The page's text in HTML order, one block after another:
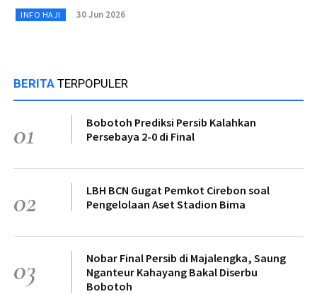
INFO HAJI 30 Jun 2026
BERITA TERPOPULER
01
Bobotoh Prediksi Persib Kalahkan
Persebaya 2-0 di Final
02
LBH BCN Gugat Pemkot Cirebon soal
Pengelolaan Aset Stadion Bima
03
Nobar Final Persib di Majalengka, Saung
Nganteur Kahayang Bakal Diserbu
Bobotoh